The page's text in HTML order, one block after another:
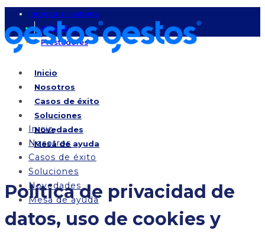
Ingreso al sistema
Afiliados
Prestadores
Inicio
Nosotros
Casos de éxito
Soluciones
Novedades
Mesa de ayuda
Inicio
Nosotros
Casos de éxito
Soluciones
Novedades
Mesa de ayuda
Política de privacidad de
datos, uso de cookies y